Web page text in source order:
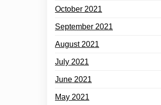
October 2021
September 2021
August 2021
July 2021
June 2021
May 2021